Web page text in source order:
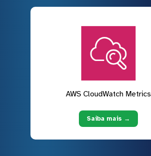
AWS CloudWatch Metrics
Saiba mais →